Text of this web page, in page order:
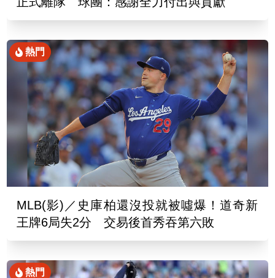
熱門
MLB(影)／史庫柏還沒投就被噓爆！道奇新
王牌6局失2分 交易後首秀吞第六敗
熱門